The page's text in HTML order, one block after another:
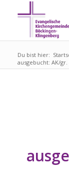
Du bist hier:
ausgebucht: AK/gr.